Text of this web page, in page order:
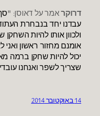
דרוקראמר על דאוסן:
עבדנו יחד בנבחרת
ולכוון אותו להיות
אומנם מחזור ראשון
יכול להיות שחקן ברמה
שצריך לשפר ואנחנו
14 באוקטובר 2014